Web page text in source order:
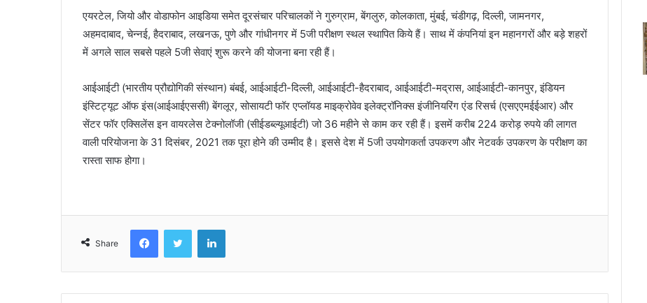
एयरटेल, जियो और वोडाफोन आइडिया समेत दूरसंचार परिचालकों ने गुरुग्राम, बेंगलुरु, कोलकाता, मुंबई, चंडीगढ़, दिल्ली, जामनगर,
अहमदाबाद, चेन्नई, हैदराबाद, लखनऊ, पुणे और गांधीनगर में 5जी परीक्षण स्थल स्थापित किये हैं। साथ में कंपनियां इन महानगरों और बड़े शहरों
में अगले साल सबसे पहले 5जी सेवाएं शुरू करने की योजना बना रही हैं।
आईआईटी (भारतीय प्रौद्योगिकी संस्थान) बंबई, आईआईटी-दिल्ली, आईआईटी-हैदराबाद, आईआईटी-मद्रास, आईआईटी-कानपुर, इंडियन
इंस्टिट्यूट ऑफ इंस(आईआईएससी) बेंगलूर, सोसायटी फॉर एप्लॉयड माइक्रोवेव इलेक्ट्रॉनिक्स इंजीनियरिंग एंड रिसर्च (एसएएमईईआर) और
सेंटर फॉर एक्सिलेंस इन वायरलेस टेक्नोलॉजी (सीईडब्ल्यूआईटी) जो 36 महीने से काम कर रही हैं। इसमें करीब 224 करोड़ रुपये की लागत
वाली परियोजना के 31 दिसंबर, 2021 तक पूरा होने की उम्मीद है। इससे देश में 5जी उपयोगकर्ता उपकरण और नेटवर्क उपकरण के परीक्षण का
रास्ता साफ होगा।
Share